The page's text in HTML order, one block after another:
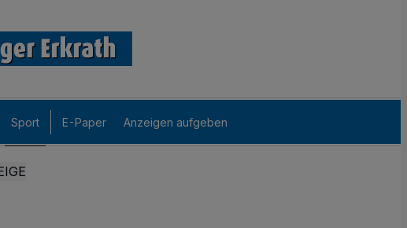
Sport E-Paper Anzeigen aufgeben